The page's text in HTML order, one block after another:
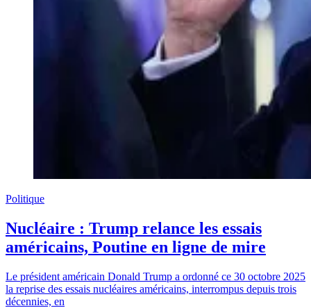
Politique
Nucléaire : Trump relance les essais
américains, Poutine en ligne de mire
Le président américain Donald Trump a ordonné ce 30 octobre 2025
la reprise des essais nucléaires américains, interrompus depuis trois
décennies, en